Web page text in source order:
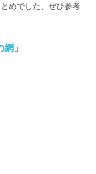
めでした、ぜひ参考
」